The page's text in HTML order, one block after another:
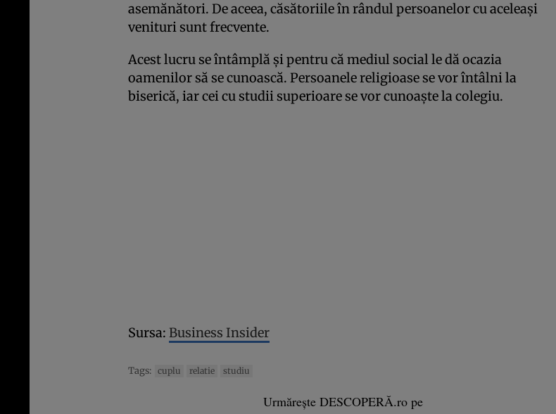
asemănători. De aceea, căsătoriile în rândul persoanelor cu aceleaşi
venituri sunt frecvente.
Acest lucru se întâmplă şi pentru că mediul social le dă ocazia
oamenilor să se cunoască. Persoanele religioase se vor întâlni la
biserică, iar cei cu studii superioare se vor cunoaşte la colegiu.
Sursa: Business Insider
Tags: cuplu relatie studiu
Urmărește DESCOPERĂ.ro pe